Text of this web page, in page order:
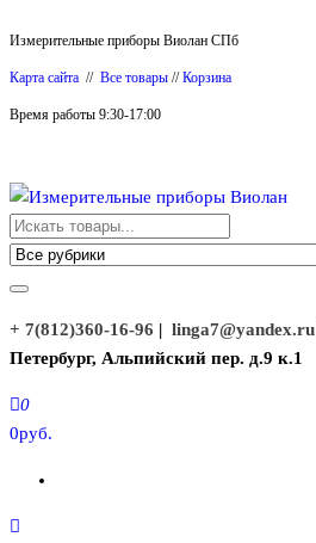
к
содержимому
Измерительные приборы Виолан СПб
Карта сайта // Все товары //Корзина
Время работы 9:30-17:00
Измерительные приборы Виолан
+ 7(812)360-16-96 | linga7@yandex.ru
Петербург, Альпийский пер. д.9 к.1
0
0руб.